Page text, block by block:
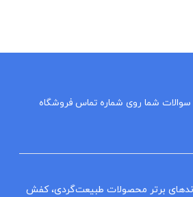
شما روی شماره تماس فروشگاه
برتر محصولات طبیعت‌گردی، کفش